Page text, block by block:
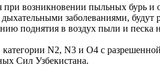
при возникновении пыльных
заболеваниями,
поднятия в воздух пыли и
N2, N3 и О4 с
Сил Узбекистана.